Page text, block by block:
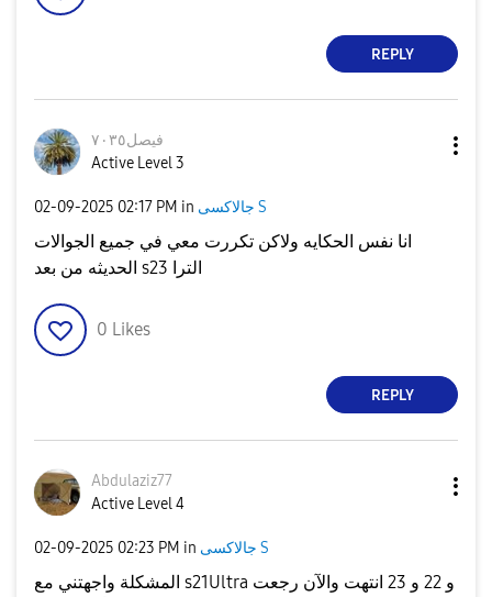
REPLY
فيصل٧٠٣٥
Active Level 3
‎02-09-2025 02:17 PM in جالاكسى S
انا نفس الحكايه ولاكن تكررت معي في جميع الجوالات
الحديثه من بعد s23 الترا
0 Likes
REPLY
Abdulaziz77
Active Level 4
‎02-09-2025 02:23 PM in جالاكسى S
المشكلة واجهتني مع s21Ultra و 22 و 23 انتهت والآن رجعت